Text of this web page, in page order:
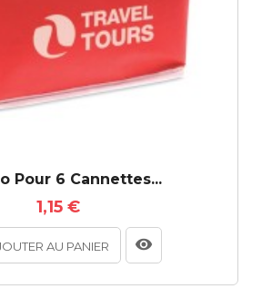
Pour 6 Cannettes...
1,15 €
AU PANIER